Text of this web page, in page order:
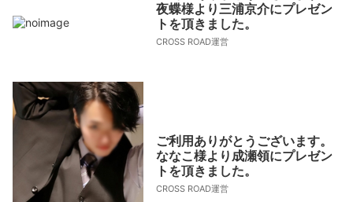
夜蝶様より三浦京介にプレゼン
トを頂きました。
CROSS ROAD運営
ご利用ありがとうございます。
ななこ様より成瀬領にプレゼン
トを頂きました。
CROSS ROAD運営